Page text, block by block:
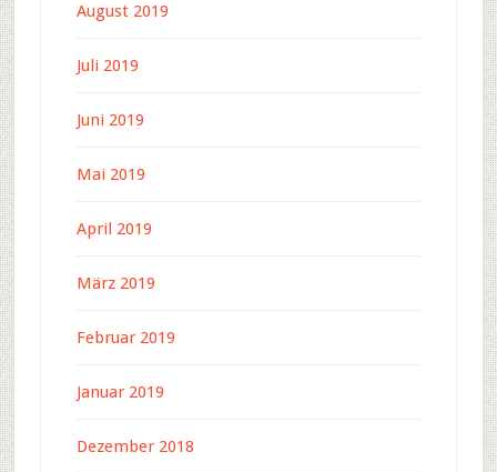
August 2019
Juli 2019
Juni 2019
Mai 2019
April 2019
März 2019
Februar 2019
Januar 2019
Dezember 2018